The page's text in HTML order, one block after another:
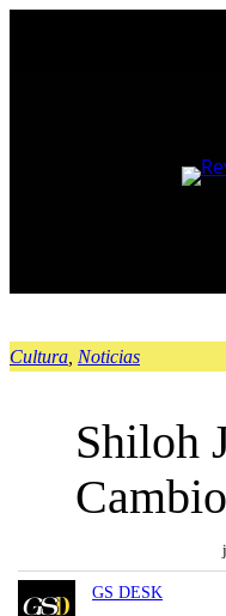
Cultura Noticias
Shiloh
GS DESK